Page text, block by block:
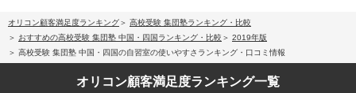
オリコン顧客満足度ランキング
高校受験 集団塾ランキング・比較
おすすめの高校受験 集団塾 中国・四国ランキング・比較
2019年版
高校受験 集団塾 中国・四国の自習室の使いやすさランキング・口コミ情報
オリコン顧客満足度ランキング一覧